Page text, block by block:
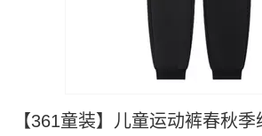
【361童装】儿童运动裤春秋